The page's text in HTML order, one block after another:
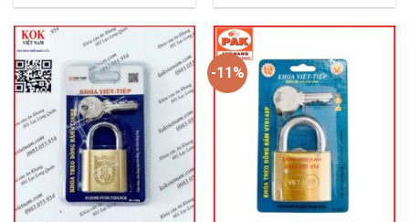
335.000 ₫.
là:
-11%